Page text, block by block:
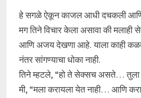
हे सगळे ऐकून काजल आधी दचकली आणि
मग तिने विचार केला असावा की मलाही
आणि अजय देखणा आहे. याला काही
नंतर सांगण्याचा धोका नाही.
तिने म्हटले, “हो ते सेक्सच असते…
मी, “मला करायला येत नाही… आणि